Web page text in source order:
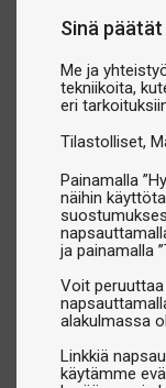
Sinä
Me ja
tekniikoita,
eri
Tilastolliset
Painamalla
näihin
ja painamalla
Voit
alakulmassa
Linkkiä
käytämme